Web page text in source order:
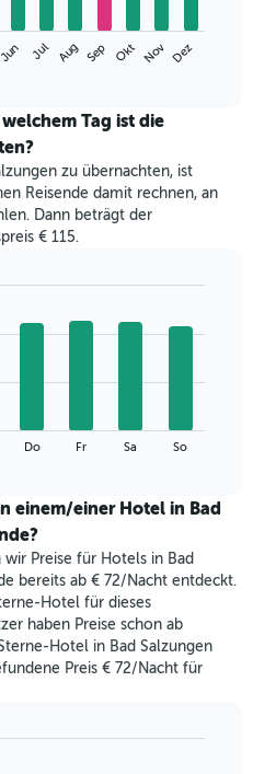
Jun Jul Aug Sep Okt Nov Dez
Tag ist die
zu übernachten, ist
Reisende damit rechnen, an
Dann beträgt der
€ 115.
Do Fr Sa So
einem/einer Hotel in Bad
Preise für Hotels in Bad
bereits ab € 72/Nacht entdeckt.
Hotel für dieses
haben Preise schon ab
Hotel in Bad Salzungen
Preis € 72/Nacht für